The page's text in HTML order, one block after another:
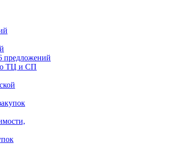
предложений
ТЦ и СП